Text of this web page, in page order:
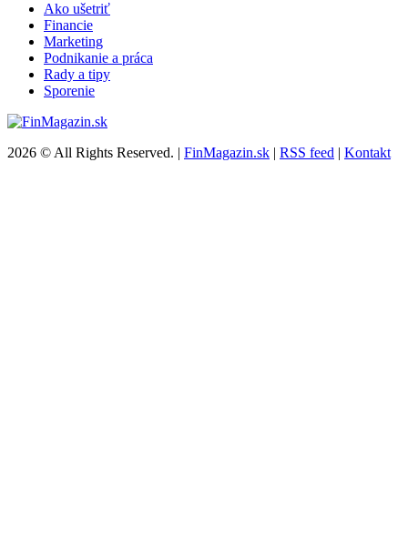
Ako ušetriť
Financie
Marketing
Podnikanie a práca
Rady a tipy
Sporenie
2026 © All Rights Reserved. | FinMagazin.sk RSS feed Kontakt